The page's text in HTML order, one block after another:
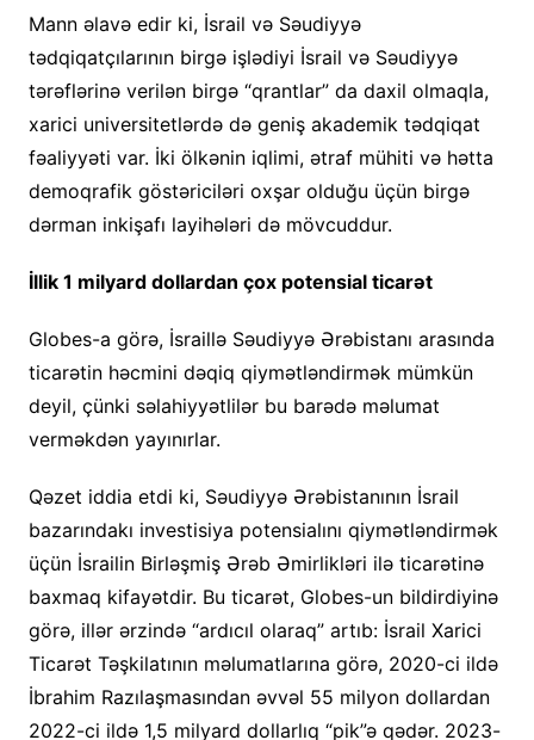
Mann əlavə edir ki, İsrail və Səudiyyə
tədqiqatçılarının birgə işlədiyi İsrail və Səudiyyə
tərəflərinə verilən birgə “qrantlar” da daxil olmaqla,
xarici universitetlərdə də geniş akademik tədqiqat
fəaliyyəti var. İki ölkənin iqlimi, ətraf mühiti və hətta
demoqrafik göstəriciləri oxşar olduğu üçün birgə
dərman inkişafı layihələri də mövcuddur.
İllik 1 milyard dollardan çox potensial ticarət
Globes-a görə, İsraillə Səudiyyə Ərəbistanı arasında
ticarətin həcmini dəqiq qiymətləndirmək mümkün
deyil, çünki səlahiyyətlilər bu barədə məlumat
verməkdən yayınırlar.
Qəzet iddia etdi ki, Səudiyyə Ərəbistanının İsrail
bazarındakı investisiya potensialını qiymətləndirmək
üçün İsrailin Birləşmiş Ərəb Əmirlikləri ilə ticarətinə
baxmaq kifayətdir. Bu ticarət, Globes-un bildirdiyinə
görə, illər ərzində “ardıcıl olaraq” artıb: İsrail Xarici
Ticarət Təşkilatının məlumatlarına görə, 2020-ci ildə
İbrahim Razılaşmasından əvvəl 55 milyon dollardan
2022-ci ildə 1,5 milyard dollarlıq “pik”ə qədər. 2023-